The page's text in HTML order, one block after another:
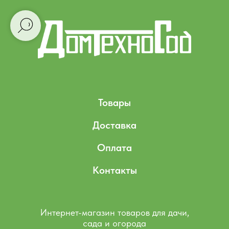
Товары
Доставка
Оплата
Контакты
Интернет-магазин товаров для дачи,
сада и огорода